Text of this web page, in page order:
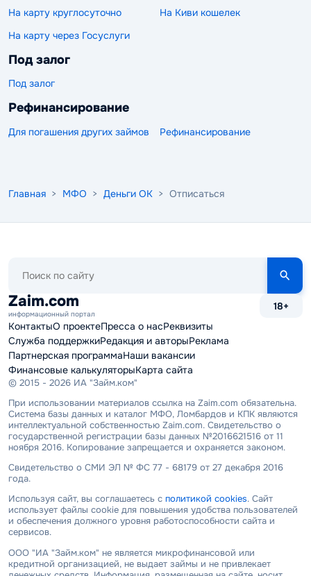
На карту круглосуточно
На Киви кошелек
На карту через Госуслуги
Под залог
Под залог
Рефинансирование
Для погашения других займов Рефинансирование
Главная > МФО > Деньги ОК > Отписаться
сайту
Zaim.com
информационный портал
18+
КонтактыО проектеПресса о насРеквизиты
Служба поддержкиРедакция и авторыРеклама
Партнерская программаНаши вакансии
Финансовые калькуляторыКарта сайта
© 2015 - 2026 ИА "Займ.ком"
При использовании материалов ссылка на Zaim.com обязательна.
Система базы данных и каталог МФО, Ломбардов и КПК являются
интеллектуальной собственностью Zaim.com. Свидетельство о
государственной регистрации базы данных №2016621516 от 11
ноября 2016. Копирование запрещается и охраняется законом.
Свидетельство о СМИ ЭЛ № ФС 77 - 68179 от 27 декабря 2016
года.
Используя сайт, вы соглашаетесь с политикой cookies. Сайт
использует файлы cookie для повышения удобства пользователей
и обеспечения должного уровня работоспособности сайта и
сервисов.
ООО "ИА "Займ.ком" не является микрофинансовой или
кредитной организацией, не выдает займы и не привлекает